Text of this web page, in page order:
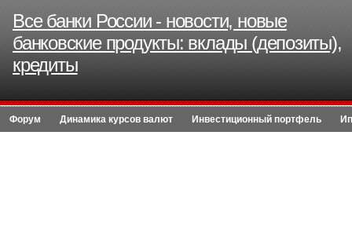
Все банки России - новости, новые
банковские продукты: вклады (депозиты),
кредиты
Форум Динамика курсов валют Инвестиционный портфель